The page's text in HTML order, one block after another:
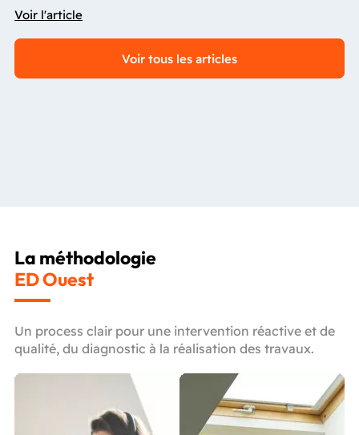
Voir l'article
Voir tous les articles
La méthodologie
ED Ouest
Un process clair pour une intervention réactive et de
qualité, du diagnostic à la réalisation des travaux.